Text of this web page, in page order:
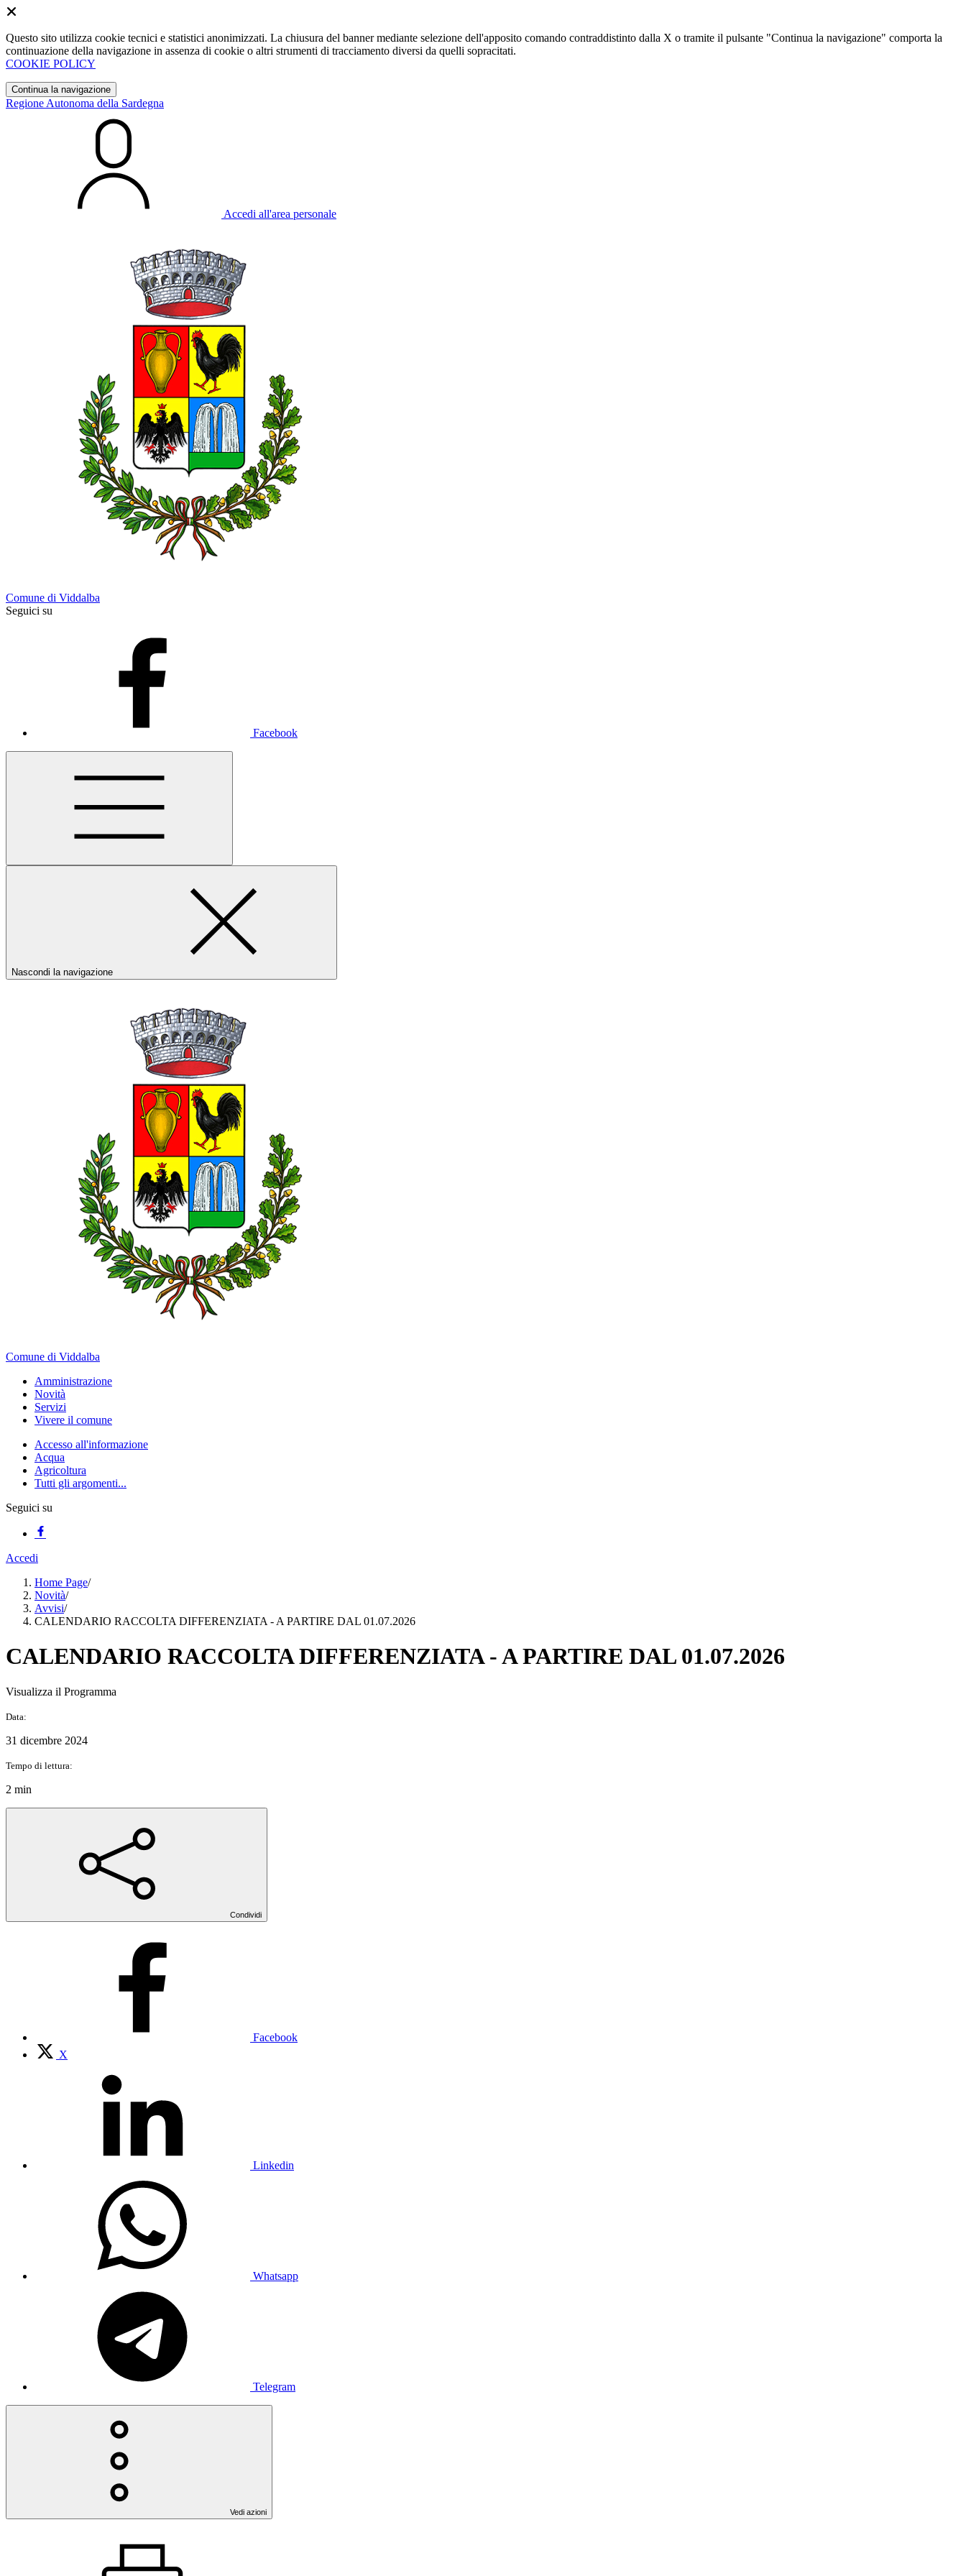
Questo sito utilizza cookie tecnici e statistici anonimizzati. La chiusura del banner mediante selezione dell'apposito comando contraddistinto dalla X o tramite il pulsante "Continua la navigazione" comporta la
continuazione della navigazione in assenza di cookie o altri strumenti di tracciamento diversi da quelli sopracitati.
COOKIE POLICY
Continua la navigazione
Regione Autonoma della Sardegna
Accedi all'area personale
Comune di Viddalba
Seguici su
Facebook
Nascondi la navigazione
Comune di Viddalba
Amministrazione
Novità
Servizi
Vivere il comune
Accesso all'informazione
Acqua
Agricoltura
Tutti gli argomenti...
Seguici su
Accedi
Home Page/
Novità/
Avvisi/
CALENDARIO RACCOLTA DIFFERENZIATA - A PARTIRE DAL 01.07.2026
CALENDARIO RACCOLTA DIFFERENZIATA - A PARTIRE DAL 01.07.2026
Visualizza il Programma
Data:
31 dicembre 2024
Tempo di lettura:
2 min
Condividi
Facebook
X
Linkedin
Whatsapp
Telegram
Vedi azioni